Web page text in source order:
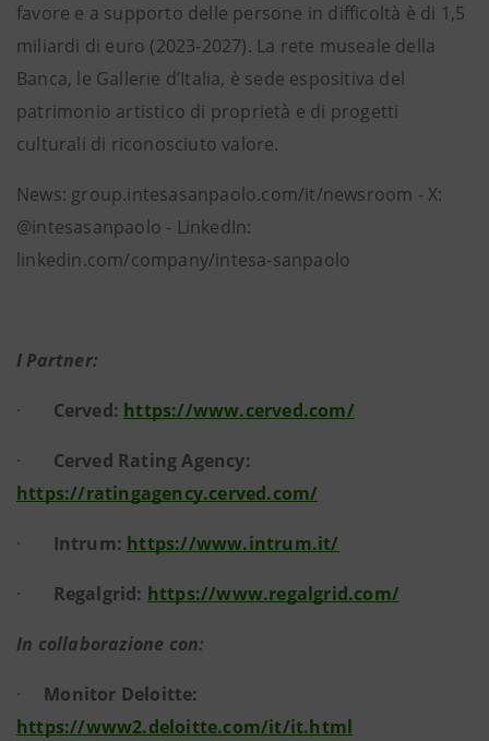
favore e a supporto delle persone in difficoltà è di 1,5
miliardi di euro (2023-2027). La rete museale della
Banca, le Gallerie d’Italia, è sede espositiva del
patrimonio artistico di proprietà e di progetti
culturali di riconosciuto valore.
News: group.intesasanpaolo.com/it/newsroom - X:
@intesasanpaolo - LinkedIn:
linkedin.com/company/intesa-sanpaolo
I Partner:
· Cerved: https://www.cerved.com/
· Cerved Rating Agency:
https://ratingagency.cerved.com/
· Intrum: https://www.intrum.it/
· Regalgrid: https://www.regalgrid.com/
In collaborazione con:
· Monitor Deloitte:
https://www2.deloitte.com/it/it.html